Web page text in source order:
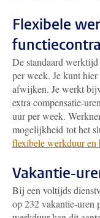
Flexibele
De standaard
per week. Je kunt
afwijken. Je werkt
extra compensatie-
uur per week.
mogelijkheid tot het
flexibele werkduur en
Vakantie-
Bij een voltijds
op 232 vakantie-uren